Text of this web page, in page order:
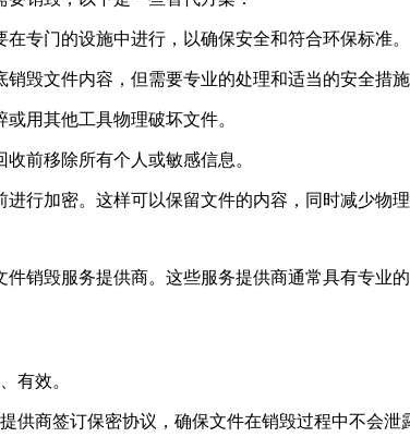
专门的设施中进行，以确保安全和符合环保标准。
毁文件内容，但需要专业的处理和适当的安全措施
用其他工具物理破坏文件。
前移除所有个人或敏感信息。
行加密。这样可以保留文件的内容，同时减少物理
销毁服务提供商。这些服务提供商通常具有专业
有效。
商签订保密协议，确保文件在销毁过程中不会泄